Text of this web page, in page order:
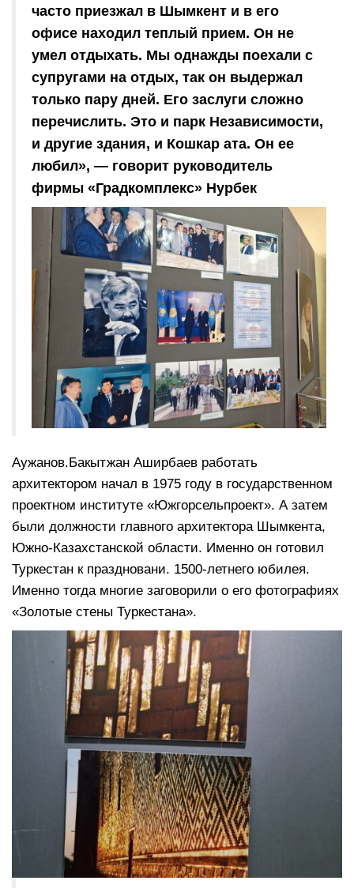
часто приезжал в Шымкент и в его
офисе находил теплый прием. Он не
умел отдыхать. Мы однажды поехали с
супругами на отдых, так он выдержал
только пару дней. Его заслуги сложно
перечислить. Это и парк Независимости,
и другие здания, и Кошкар ата. Он ее
любил», — говорит руководитель
фирмы «Градкомплекс» Нурбек
Аужанов.Бакытжан Аширбаев работать
архитектором начал в 1975 году в государственном
проектном институте «Южгорсельпроект». А затем
были должности главного архитектора Шымкента,
Южно-Казахстанской области. Именно он готовил
Туркестан к праздновани. 1500-летнего юбилея.
Именно тогда многие заговорили о его фотографиях
«Золотые стены Туркестана».